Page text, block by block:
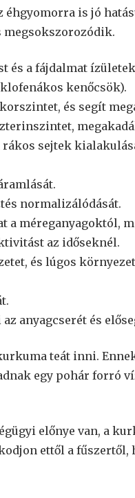
éhgyomorra is jó
megsokszorozódik.
és a fájdalmat
kenőcsök).
és segít
rákos sejtek
normalizálódását.
a méreganyagoktól,
az időseknél.
és lúgos
anyagcserét és
teát inni.
egy pohár forró
előnye van, a
ettől a fűszertől,